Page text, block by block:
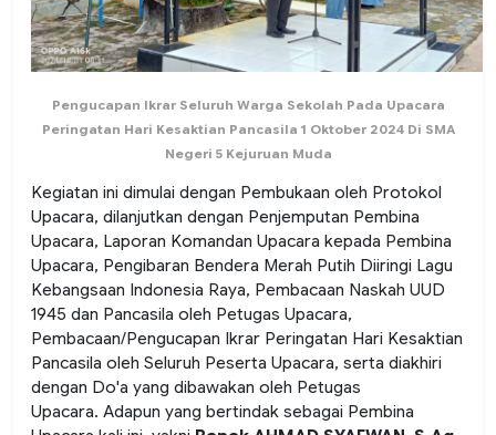
Pengucapan Ikrar Seluruh Warga Sekolah Pada Upacara
Peringatan Hari Kesaktian Pancasila 1 Oktober 2024 Di SMA
Negeri 5 Kejuruan Muda
Kegiatan ini dimulai dengan Pembukaan oleh Protokol
Upacara, dilanjutkan dengan Penjemputan Pembina
Upacara, Laporan Komandan Upacara kepada Pembina
Upacara, Pengibaran Bendera Merah Putih Diiringi Lagu
Kebangsaan Indonesia Raya, Pembacaan Naskah UUD
1945 dan Pancasila oleh Petugas Upacara,
Pembacaan/Pengucapan Ikrar Peringatan Hari Kesaktian
Pancasila oleh Seluruh Peserta Upacara, serta diakhiri
dengan Do'a yang dibawakan oleh Petugas
Upacara. Adapun yang bertindak sebagai Pembina